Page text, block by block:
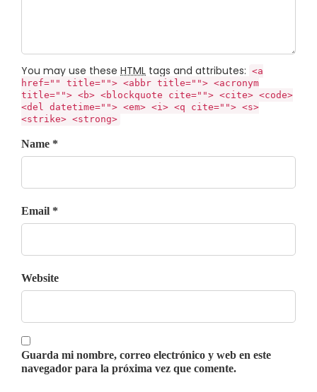
You may use these HTML tags and attributes: <a
href="" title=""> <abbr title=""> <acronym
title=""> <b> <blockquote cite=""> <cite> <code>
<del datetime=""> <em> <i> <q cite=""> <s>
<strike> <strong>
Name *
Email *
Website
Guarda mi nombre, correo electrónico y web en este
navegador para la próxima vez que comente.